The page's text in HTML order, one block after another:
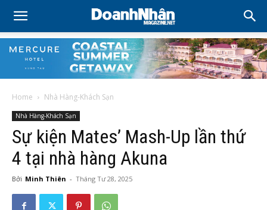
Home Nhà Hàng-Khách Sạn
Nhà Hàng-Khách Sạn
Sự kiện Mates’ Mash-Up lần thứ
4 tại nhà hàng Akuna
Bởi Minh Thiên - Tháng Tư 28, 2025